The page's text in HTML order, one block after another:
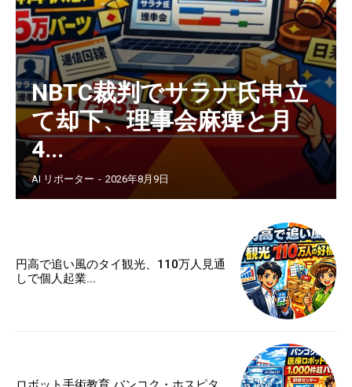
NBTC裁判でサラナ氏申立
て却下、理事会麻痺と月
4...
AI リポーター - 2026年8月9日
円高で追い風のタイ観光、110万人見通
しで個人起業...